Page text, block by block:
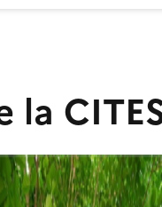
la